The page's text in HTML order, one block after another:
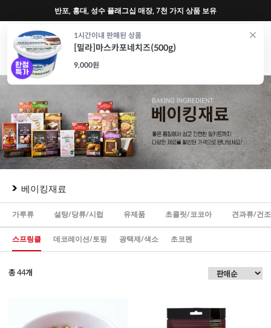
1시간이내 판매된 상품
[밀라]마스카포네치즈(500g)
9,000원
반포, 홍대, 성수 플래그십 매장, 7천 가지 상품 보유
0
재료 도구 포장
베이킹재료
가루류 설탕/당류/시럽 유제품 초콜릿/코코아 견과류/건
스프링클 데코레이션/토핑 광택제/색소 초코펜
총44개